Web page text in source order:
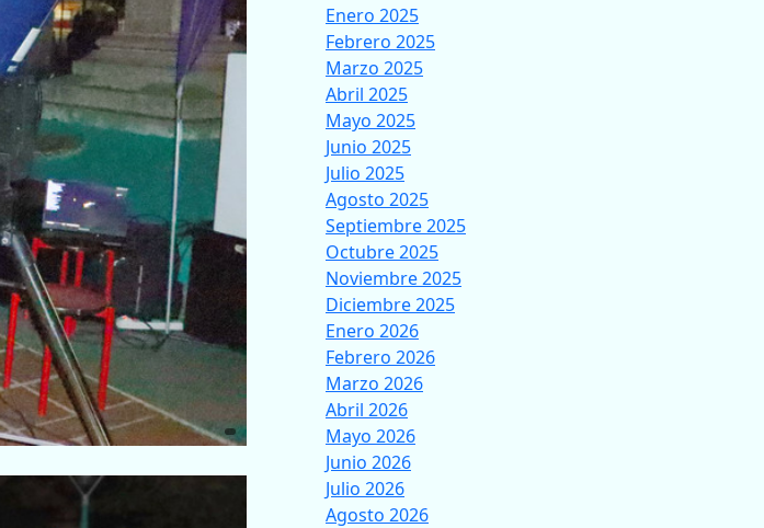
Enero 2025
Febrero 2025
Marzo 2025
Abril 2025
Mayo 2025
Junio 2025
Julio 2025
Agosto 2025
Septiembre 2025
Octubre 2025
Noviembre 2025
Diciembre 2025
Enero 2026
Febrero 2026
Marzo 2026
Abril 2026
Mayo 2026
Junio 2026
Julio 2026
Agosto 2026